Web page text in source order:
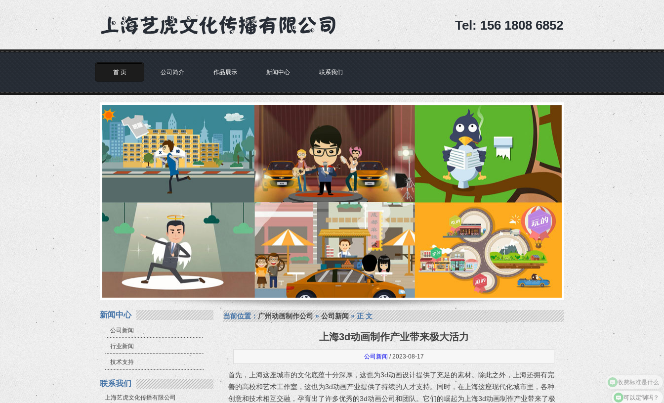
Tel: 156 1808 6852
首 页 公司简介 作品展示 新闻中心 联系我们
新闻中心
公司新闻
行业新闻
技术支持
联系我们
上海艺虎文化传播有限公司
当前位置：广州动画制作公司»公司新闻» 正 文
上海3d动画制作产业带来极大活力
公司新闻 / 2023-08-17
首先，上海这座城市的文化底蕴十分深厚，这也为3d动画设计提供了充足的素材。除此之外，上海还拥有完
善的高校和艺术工作室，这也为3d动画产业提供了持续的人才支持。同时，在上海这座现代化城市里，各种
创意和技术相互交融，孕育出了许多优秀的3d动画公司和团队。它们的崛起为上海3d动画制作产业带来了极
可以定制吗？